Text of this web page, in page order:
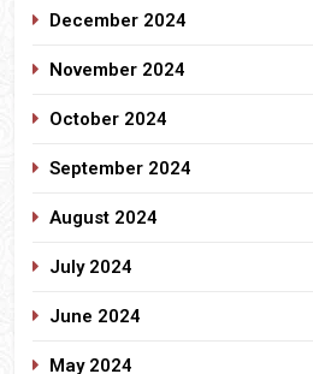
December 2024
November 2024
October 2024
September 2024
August 2024
July 2024
June 2024
May 2024